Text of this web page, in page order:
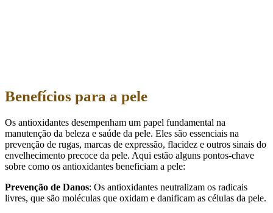
Benefícios para a pele
Os antioxidantes desempenham um papel fundamental na
manutenção da beleza e saúde da pele. Eles são essenciais na
prevenção de rugas, marcas de expressão, flacidez e outros sinais do
envelhecimento precoce da pele. Aqui estão alguns pontos-chave
sobre como os antioxidantes beneficiam a pele:
Prevenção de Danos: Os antioxidantes neutralizam os radicais
livres, que são moléculas que oxidam e danificam as células da pele.